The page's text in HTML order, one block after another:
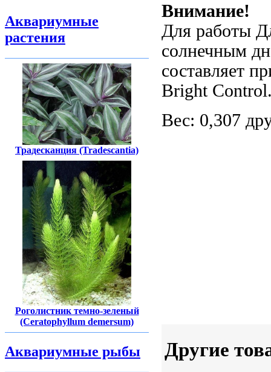
Аквариумные
растения
Традесканция (Tradescantia)
Роголистник темно-зеленый
(Ceratophyllum demersum)
Аквариумные рыбы
Внимание!
Для работы
солнечным
составляет
Bright
Вес: 0,307
Другие